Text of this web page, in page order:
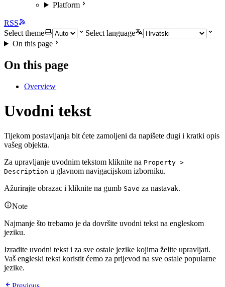
Platform
RSS
Select theme
Select language
On this page
On this page
Overview
Uvodni tekst
Tijekom postavljanja bit ćete zamoljeni da napišete dugi i kratki opis
vašeg objekta.
Za upravljanje uvodnim tekstom kliknite na Property >
Description u glavnom navigacijskom izborniku.
Ažurirajte obrazac i kliknite na gumb Save za nastavak.
Note
Najmanje što trebamo je da dovršite uvodni tekst na engleskom
jeziku.
Izradite uvodni tekst i za sve ostale jezike kojima želite upravljati.
Vaš engleski tekst koristit ćemo za prijevod na sve ostale popularne
jezike.